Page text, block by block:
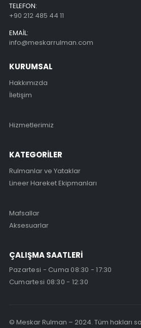
TELEFON:
+90 212 485 44 11
EMAIL:
info@meskarrulman.com
KURUMSAL
Hakkımızda
İletişim
Hizmetlerimiz
KATEGORİLER
Rulmanlar ve Yataklar
Lineer Hareket Ekipmanları
Mafsallar
Aksesuarlar
ÇALIŞMA SAATLERİ
Pazartesi - Cuma 08:30 - 17:30
Cumartesi 08:30 - 12:30
© Meskar Rulman – 2024. Tüm hakları